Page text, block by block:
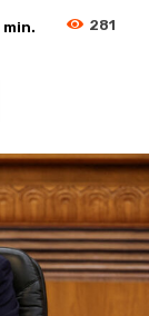
min. 281